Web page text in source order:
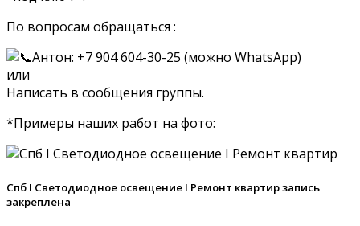
По вопросам обращаться :
Антон: +7 904 604-30-25 (можно WhatsApp)
или
Написать в сообщения группы.
*Примеры наших работ на фото:
Спб I Светодиодное освещение I Ремонт квартир запись
закреплена